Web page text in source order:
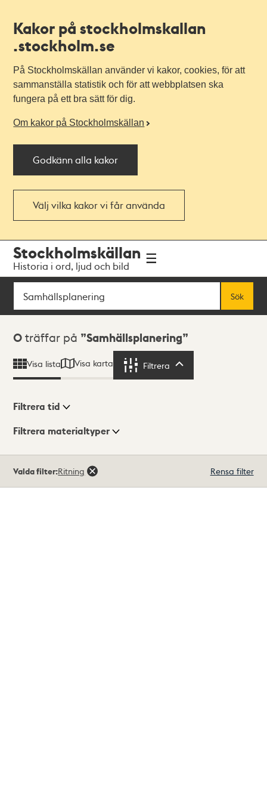
Kakor på stockholmskallan
.stockholm.se
På Stockholmskällan använder vi kakor, cookies, för att
sammanställa statistik och för att webbplatsen ska
fungera på ett bra sätt för dig.
Om kakor på Stockholmskällan
Godkänn alla kakor
Välj vilka kakor vi får använda
navigationen
huvudinnehållet
Stockholmskällan
Historia i ord, ljud och bild
Sök
Sök
Sökresultat
0 träffar på Samhällsplanering
Visa lista Visa karta Filtrera
Visningsläge
Filtrera tid
Filtrera materialtyper
träffar
Valda filter:Ritning Rensa filter